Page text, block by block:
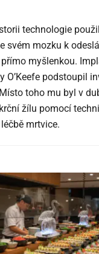
technologie použil
svém mozku k
myšlenkou.
O’Keefe podstoupil
toho mu byl v
žílu pomocí
mrtvice.